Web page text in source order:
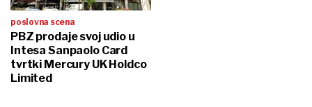
poslovna scena
PBZ prodaje svoj udio u
Intesa Sanpaolo Card
tvrtki Mercury UK Holdco
Limited